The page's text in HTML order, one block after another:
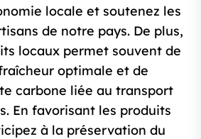
locale et soutenez les
de notre pays. De plus,
locaux permet souvent de
optimale et de
carbone liée au transport
En favorisant les produits
à la préservation du